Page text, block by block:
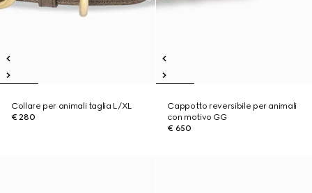
Collare per animali taglia L/XL
€ 280
Cappotto reversibile per animali
con motivo GG
€ 650